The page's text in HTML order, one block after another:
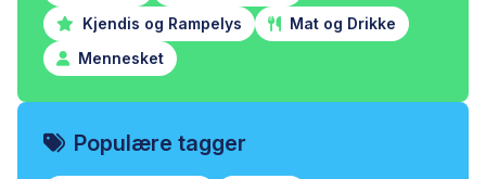
Kjendis og Rampelys
Mat og Drikke
Mennesket
Populære tagger